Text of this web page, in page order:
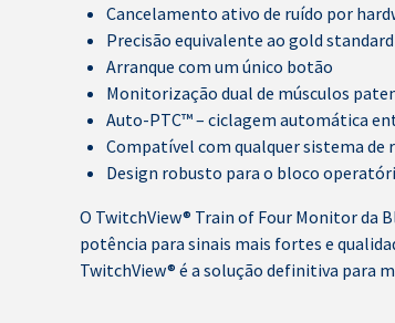
Cancelamento ativo de ruído por
Precisão equivalente ao gold
Arranque com um único botão
Monitorização dual de músculos
Auto-PTC™ – ciclagem automática
Compatível com qualquer sistema de
Design robusto para o bloco
O TwitchView® Train of Four Monitor da
potência para sinais mais fortes e
TwitchView® é a solução definitiva para